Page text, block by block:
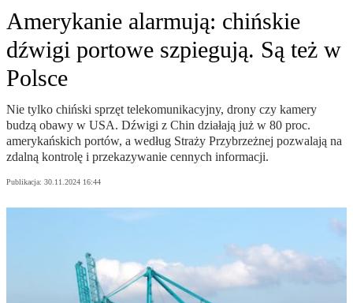
Amerykanie alarmują: chińskie
dźwigi portowe szpiegują. Są też w
Polsce
Nie tylko chiński sprzęt telekomunikacyjny, drony czy kamery
budzą obawy w USA. Dźwigi z Chin działają już w 80 proc.
amerykańskich portów, a według Straży Przybrzeżnej pozwalają na
zdalną kontrolę i przekazywanie cennych informacji.
Publikacja: 30.11.2024 16:44